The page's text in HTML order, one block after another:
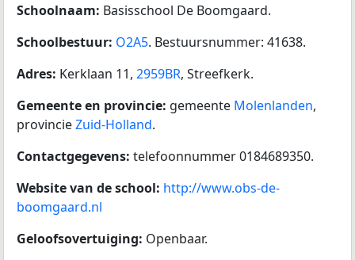
Schoolnaam: Basisschool De Boomgaard.
Schoolbestuur: O2A5. Bestuursnummer: 41638.
Adres: Kerklaan 11, 2959BR, Streefkerk.
Gemeente en provincie: gemeente Molenlanden,
provincieZuid-Holland.
Contactgegevens: telefoonnummer 0184689350.
Website van de school: http://www.obs-de-
boomgaard.nl
Geloofsovertuiging: Openbaar.